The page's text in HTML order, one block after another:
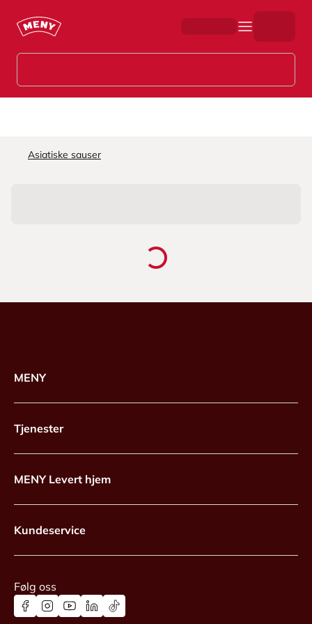
Asiatiske sauser
MENY
Tjenester
MENY Levert hjem
Kundeservice
Følg oss